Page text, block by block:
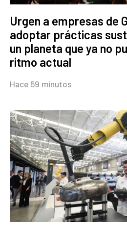
Urgen a empresas de
adoptar prácticas
un planeta que ya no
ritmo actual
Hace 59 minutos